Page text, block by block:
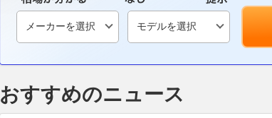
おすすめのニュース